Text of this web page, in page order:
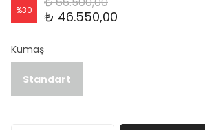
%30 ₺ 46.550,00
Kumaş
Standart